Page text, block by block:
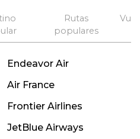
Rutas
populares
Endeavor Air
Air France
Frontier Airlines
JetBlue Airways